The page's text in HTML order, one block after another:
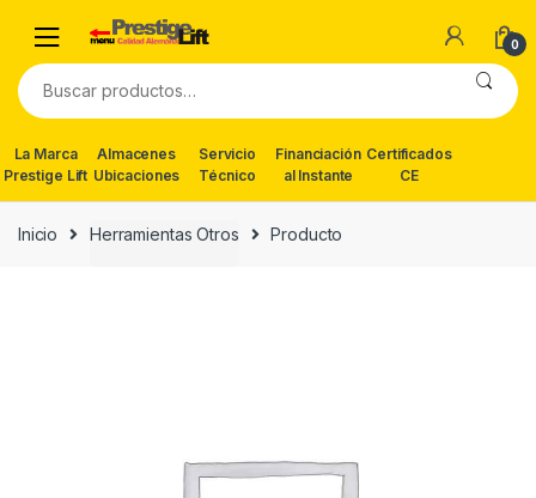
navigation
content
0
Buscar
por:
La Marca
Prestige Lift
Almacenes
Ubicaciones
Servicio
Técnico
Financiación
al Instante
Certificados
CE
Inicio Herramientas Otros Producto